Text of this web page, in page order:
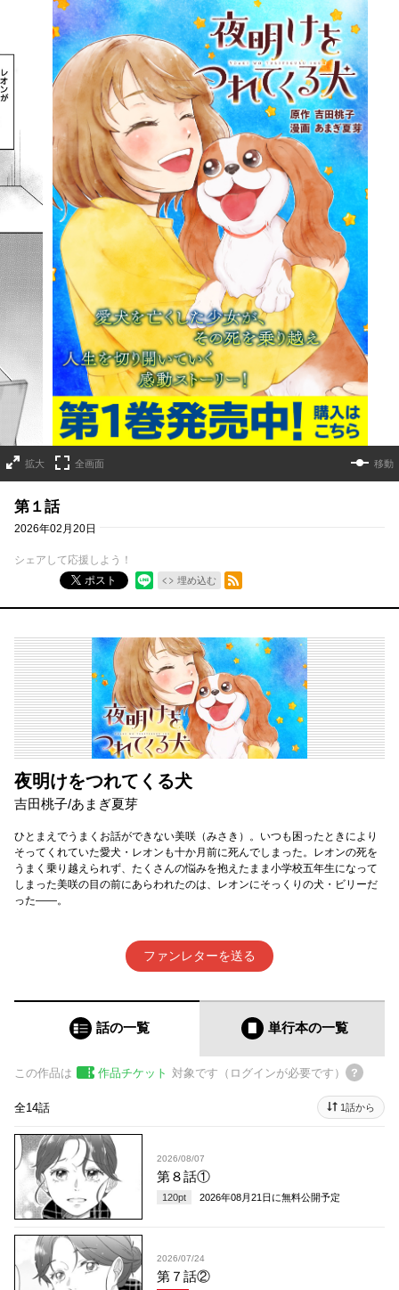
詳細ページへのリンク
拡大 全画面 移動
第１話
2026年02月20日
シェアして応援しよう！
ポスト
埋め込む
RSSフィード
夜明けをつれてくる犬
吉田桃子/あまぎ夏芽
ひとまえでうまくお話ができない美咲（みさき）。いつも困ったときにより
そってくれていた愛犬・レオンも十か月前に死んでしまった。レオンの死を
うまく乗り越えられず、たくさんの悩みを抱えたまま小学校五年生になって
しまった美咲の目の前にあらわれたのは、レオンにそっくりの犬・ビリーだ
った――。
ファンレターを送る
話の一覧 単行本の一覧
この作品は 作品チケット 対象です（ログインが必要です）
全14話 1話から
2026/08/07
第８話①
120pt 2026年08月21日 に無料公開予定
2026/07/24
第７話②